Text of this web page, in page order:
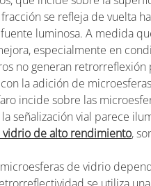
se refleja de vuelta
luminosa. A medida
especialmente en
no generan
la adición de
incide sobre las
señalización vial parece
vidrio de alto rendimiento,
de vidrio